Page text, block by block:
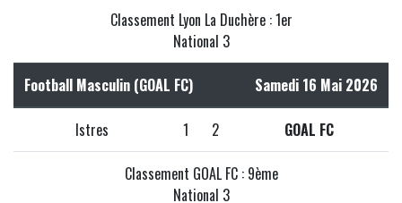
Classement Lyon La Duchère : 1er
National 3
Football Masculin (GOAL FC) Samedi 16 Mai 2026
Istres 1 2 GOAL FC
Classement GOAL FC : 9ème
National 3